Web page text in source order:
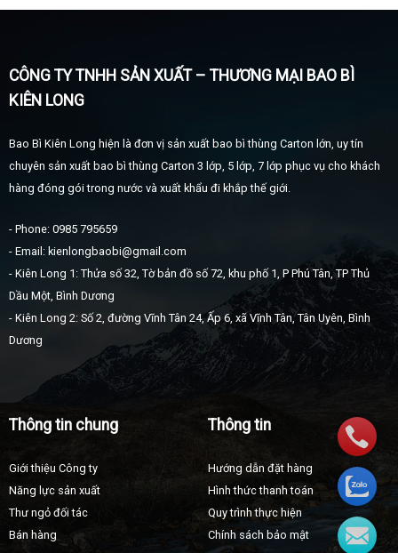
CÔNG TY TNHH SẢN XUẤT – THƯƠNG MẠI BAO BÌ
KIÊN LONG
Bao Bì Kiên Long hiện là đơn vị sản xuất bao bì thùng Carton lớn, uy tín
chuyên sản xuất bao bì thùng Carton 3 lớp, 5 lớp, 7 lớp phục vụ cho khách
hàng đóng gói trong nước và xuất khẩu đi khắp thế giới.
- Phone: 0985 795659
- Email: kienlongbaobi@gmail.com
- Kiên Long 1: Thửa số 32, Tờ bản đồ số 72, khu phố 1, P Phú Tân, TP Thủ
Dầu Một, Bình Dương
- Kiên Long 2: Số 2, đường Vĩnh Tân 24, Ấp 6, xã Vĩnh Tân, Tân Uyên, Bình
Dương
Thông tin chung
Giới thiệu Công ty
Năng lực sản xuất
Thư ngỏ đối tác
Bán hàng
Thông tin
Hướng dẫn đặt hàng
Hình thức thanh toán
Quy trình thực hiện
Chính sách bảo mật